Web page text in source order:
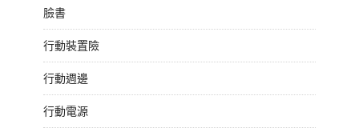
臉書
行動裝置險
行動週邊
行動電源